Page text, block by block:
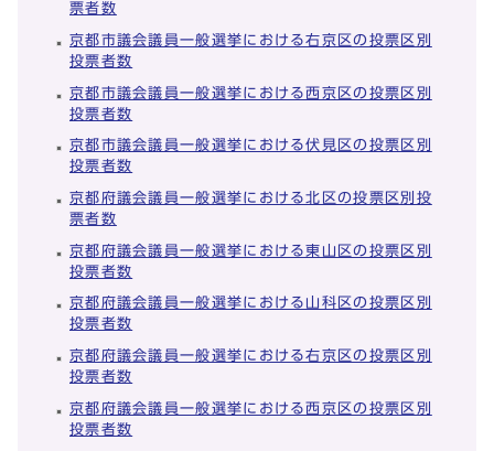
票者数
京都市議会議員一般選挙における右京区の投票区別
投票者数
京都市議会議員一般選挙における西京区の投票区別
投票者数
京都市議会議員一般選挙における伏見区の投票区別
投票者数
京都府議会議員一般選挙における北区の投票区別投
票者数
京都府議会議員一般選挙における東山区の投票区別
投票者数
京都府議会議員一般選挙における山科区の投票区別
投票者数
京都府議会議員一般選挙における右京区の投票区別
投票者数
京都府議会議員一般選挙における西京区の投票区別
投票者数